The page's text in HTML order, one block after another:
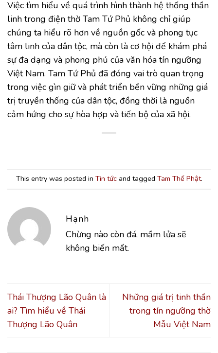
Việc tìm hiểu về quá trình hình thành hệ thống thần
linh trong điện thờ Tam Tứ Phủ không chỉ giúp
chúng ta hiểu rõ hơn về nguồn gốc và phong tục
tâm linh của dân tộc, mà còn là cơ hội để khám phá
sự đa dạng và phong phú của văn hóa tín ngưỡng
Việt Nam. Tam Tứ Phủ đã đóng vai trò quan trọng
trong việc gìn giữ và phát triển bền vững những giá
trị truyền thống của dân tộc, đồng thời là nguồn
cảm hứng cho sự hòa hợp và tiến bộ của xã hội.
This entry was posted in Tin tứcand tagged Tam Thế Phật.
Hạnh
Chừng nào còn đá, mầm lửa sẽ
không biến mất.
Thái Thượng Lão Quân là
ai? Tìm hiểu về Thái
Thượng Lão Quân
Những giá trị tinh thần
trong tín ngưỡng thờ
Mẫu Việt Nam